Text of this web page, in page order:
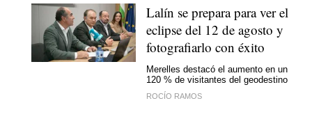
Lalín se prepara para ver el
eclipse del 12 de agosto y
fotografiarlo con éxito
Merelles destacó el aumento en un
120 % de visitantes del geodestino
ROCÍO RAMOS